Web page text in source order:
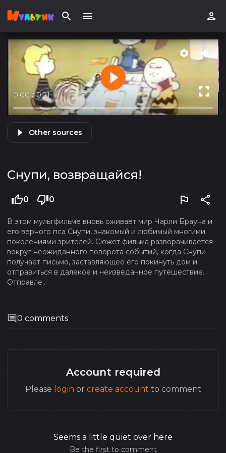
0:00 / 0:21
Other sources
Снупи, возвращайся!
0 0
В этом мультфильме вновь оживает мир Чарли Брауна и
его верного пса Снупи, знакомый и любимый многими
поколениями зрителей. Сюжет фильма разворачивается
вокруг неожиданного поворота событий, когда Снупи
получает письмо, заставляющее его покинуть дом и
отправиться в далекое и неизведанное путешествие.
Отправле...
0 comments
Account required
Please login or create account to comment
Seems a little quiet over here
Be the first to comment